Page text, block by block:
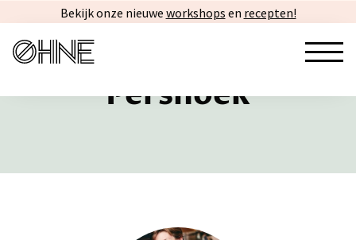
Bekijk onze nieuwe workshops en recepten!
Pershoek